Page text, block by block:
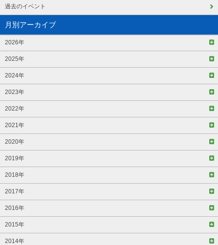
過去のイベント
月別アーカイブ
2026年
2025年
2024年
2023年
2022年
2021年
2020年
2019年
2018年
2017年
2016年
2015年
2014年